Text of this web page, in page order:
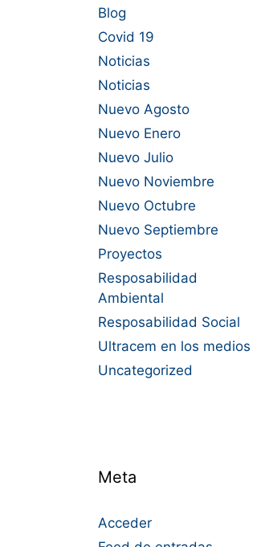
Blog
Covid 19
Noticias
Noticias
Nuevo Agosto
Nuevo Enero
Nuevo Julio
Nuevo Noviembre
Nuevo Octubre
Nuevo Septiembre
Proyectos
Resposabilidad
Ambiental
Resposabilidad Social
Ultracem en los medios
Uncategorized
Meta
Acceder